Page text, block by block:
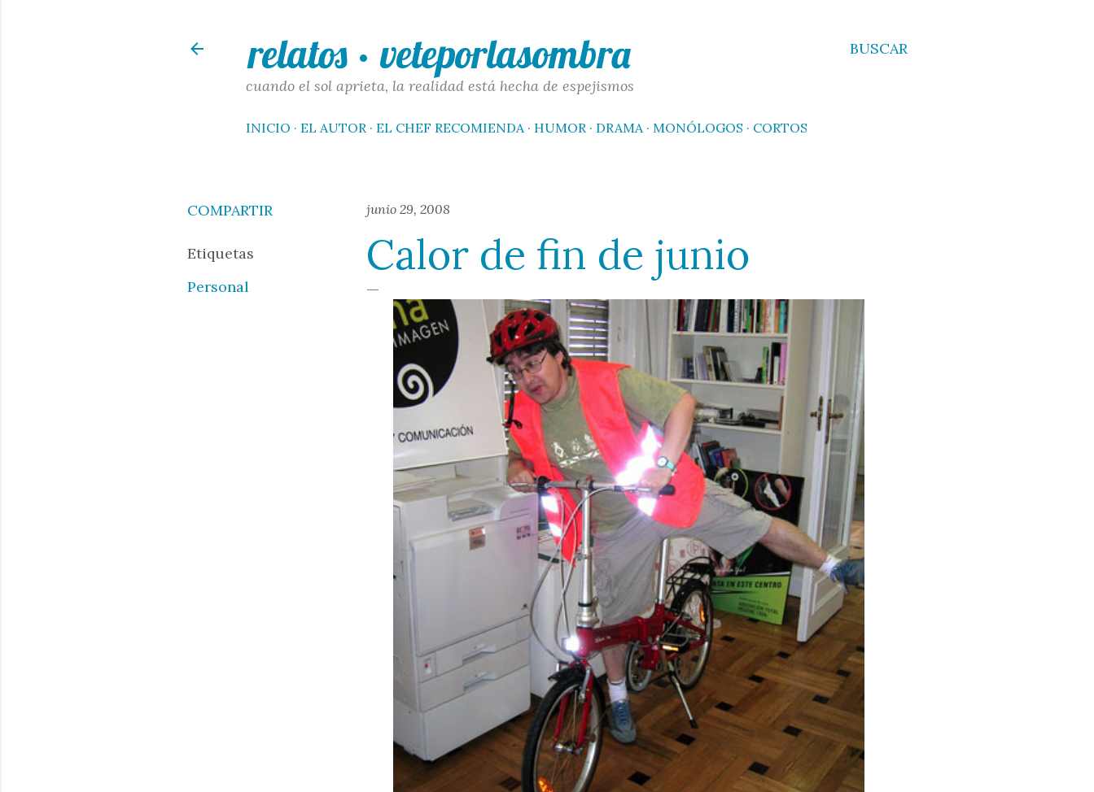
BUSCAR
relatos · veteporlasombra
cuando el sol aprieta, la realidad está hecha de espejismos
INICIO EL AUTOR EL CHEF RECOMIENDA HUMOR DRAMA MONÓLOGOS CORTOS
COMPARTIR
Etiquetas
Personal
junio 29, 2008
Calor de fin de junio